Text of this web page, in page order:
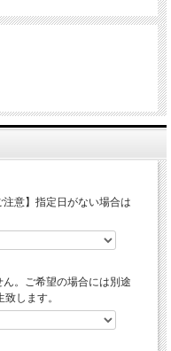
意】指定日がない場合は
。ご希望の場合には別途
します。